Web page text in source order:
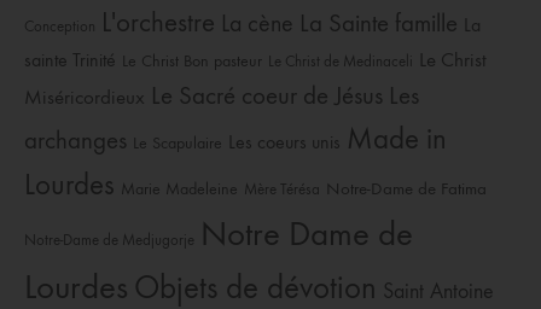
Conception L'orchestre La cène La Sainte famille
La
sainte Trinité Le Christ Bon pasteur Le Christ de Medinaceli
Le Christ
Miséricordieux Le Sacré coeur de Jésus Les
archanges Le Scapulaire Les coeurs unis Made in
Lourdes Marie Madeleine Mère Térésa Notre-Dame de Fatima
Notre-Dame de Medjugorje Notre Dame de
Lourdes Objets de dévotion Saint Antoine